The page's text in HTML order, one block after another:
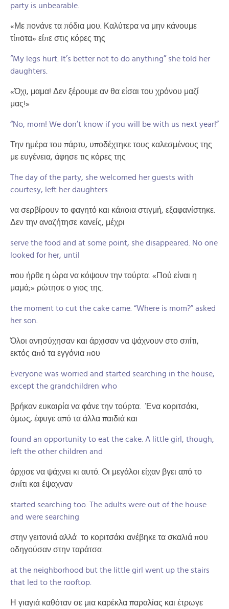
party is unbearable.
«Με πονάνε τα πόδια μου. Καλύτερα να μην κάνουμε
τίποτα» είπε στις κόρες της
“My legs hurt. It’s better not to do anything” she told her
daughters.
«Όχι, μαμα! Δεν ξέρουμε αν θα είσαι του χρόνου μαζί
μας!»
“No, mom! We don’t know if you will be with us next year!”
Την ημέρα του πάρτυ, υποδέχτηκε τους καλεσμένους της
με ευγένεια, άφησε τις κόρες της
The day of the party, she welcomed her guests with
courtesy, left her daughters
να σερβίρουν το φαγητό και κάποια στιγμή, εξαφανίστηκε.
Δεν την αναζήτησε κανείς, μέχρι
serve the food and at some point, she disappeared. No one
looked for her, until
που ήρθε η ώρα να κόψουν την τούρτα. «Πού είναι η
μαμά;» ρώτησε ο γιος της.
the moment to cut the cake came. “Where is mom?” asked
her son.
Όλοι ανησύχησαν και άρχισαν να ψάχνουν στο σπίτι,
εκτός από τα εγγόνια που
Everyone was worried and started searching in the house,
except the grandchildren who
βρήκαν ευκαιρία να φάνε την τούρτα. Ένα κοριτσάκι,
όμως, έφυγε από τα άλλα παιδιά και
found an opportunity to eat the cake. A little girl, though,
left the other children and
άρχισε να ψάχνει κι αυτό. Οι μεγάλοι είχαν βγει από το
σπίτι και έψαχναν
started searching too. The adults were out of the house
and were searching
στην γειτονιά αλλά το κοριτσάκι ανέβηκε τα σκαλιά που
οδηγούσαν στην ταράτσα.
at the neighborhood but the little girl went up the stairs
that led to the rooftop.
Η γιαγιά καθόταν σε μια καρέκλα παραλίας και έτρωγε